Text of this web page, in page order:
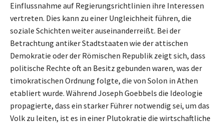
Einflussnahme auf Regierungsrichtlinien ihre Interessen
vertreten. Dies kann zu einer Ungleichheit führen, die
soziale Schichten weiter auseinanderreißt. Bei der
Betrachtung antiker Stadtstaaten wie der attischen
Demokratie oder der Römischen Republik zeigt sich, dass
politische Rechte oft an Besitz gebunden waren, was der
timokratischen Ordnung folgte, die von Solon in Athen
etabliert wurde. Während Joseph Goebbels die Ideologie
propagierte, dass ein starker Führer notwendig sei, um das
Volk zu leiten, ist es in einer Plutokratie die wirtschaftliche